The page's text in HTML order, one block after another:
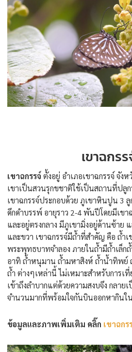
เขาฉกร
เขาฉกรรจ์ ตั้งอยู่ อำเภอเขาฉกรรจ์ จัง
เขาเป็นสวนรุกขชาติใช้เป็นสถานที่ปลู
เขาฉกรรจ์ประกอบด้วย ภูเขาหินปูน 3
ดึกดำบรรพ์ อายุราว 2-4 พันปีโดยมีเข
และอยู่ตรงกลาง มีภูเขามิ่งอยู่ด้านซ้าย
และขวา เขาฉกรรจ์มีถ้ำที่สำคัญ คือ ถ้ำเ
พระพุทธบาทจำลอง ภายในถ้ำมีถ้ำเล็ก
อาทิ ถ้ำหนุมาน ถ้ำมหาสิงห์ ถ้ำน้ำทิพย์
ถ้ำ ต่างๆเหล่านี้ ไม่เหมาะสำหรับการเ
เข้าถึงลำบากแต่ด้วยความสงบจึง กลาย
จำนวนมากที่พร้อมใจกันบินออกหากินใ
ข้อมูลและภาพเพิ่มเติม คลิ๊ก เขาฉกร